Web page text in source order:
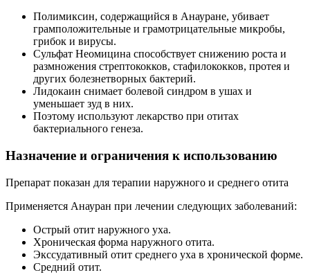
Полимиксин, содержащийся в Анауране, убивает
грамположительные и грамотрицательные микробы,
грибок и вирусы.
Сульфат Неомицина способствует снижению роста и
размножения стрептококков, стафилококков, протея и
других болезнетворных бактерий.
Лидокаин снимает болевой синдром в ушах и
уменьшает зуд в них.
Поэтому используют лекарство при отитах
бактериального генеза.
Назначение и ограничения к использованию
Препарат показан для терапии наружного и среднего отита
Применяется Анауран при лечении следующих заболеваний:
Острый отит наружного уха.
Хроническая форма наружного отита.
Экссудативный отит среднего уха в хронической форме.
Средний отит.